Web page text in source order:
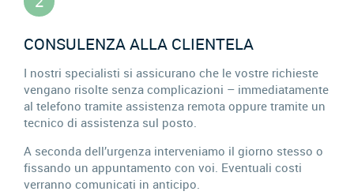
CONSULENZA ALLA CLIENTELA
I nostri specialisti si assicurano che le vostre richieste
vengano risolte senza complicazioni – immediatamente
al telefono tramite assistenza remota oppure tramite un
tecnico di assistenza sul posto.
A seconda dell’urgenza interveniamo il giorno stesso o
fissando un appuntamento con voi. Eventuali costi
verranno comunicati in anticipo.